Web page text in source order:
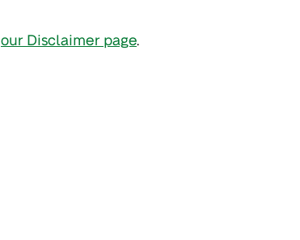
our Disclaimer page